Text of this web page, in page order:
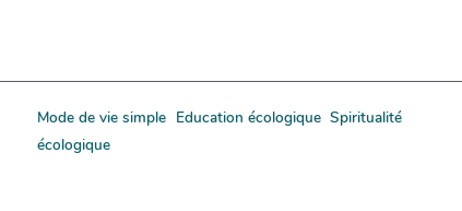
Mode de vie simple Education écologique Spiritualité
écologique